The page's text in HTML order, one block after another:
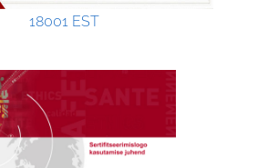
18001 EST